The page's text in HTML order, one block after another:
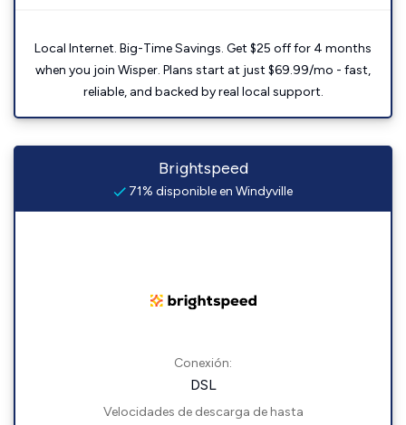
Local Internet. Big-Time Savings. Get $25 off for 4 months
when you join Wisper. Plans start at just $69.99/mo - fast,
reliable, and backed by real local support.
Brightspeed
71% disponible en Windyville
Conexión:
DSL
Velocidades de descarga de hasta